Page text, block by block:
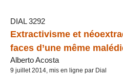
DIAL 3292
Extractivisme et
faces d’une même
Alberto Acosta
9 juillet 2014, mis en ligne par Dial